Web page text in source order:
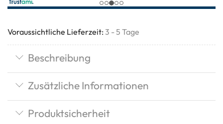
Voraussichtliche Lieferzeit: 3 - 5 Tage
Beschreibung
Zusätzliche Informationen
Produktsicherheit